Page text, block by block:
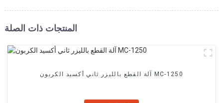
المنتجات ذات الصلة
آلة القطع بالليزر ثاني أكسيد الكربون MC-1250